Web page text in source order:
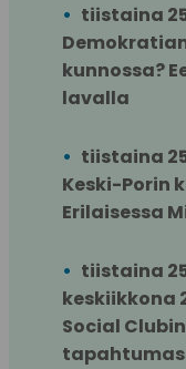
tiistaina
kunnossa?
lavalla
tiistaina
Keski-Porin
Erilaisessa
tiistaina
keskiikkona
Social